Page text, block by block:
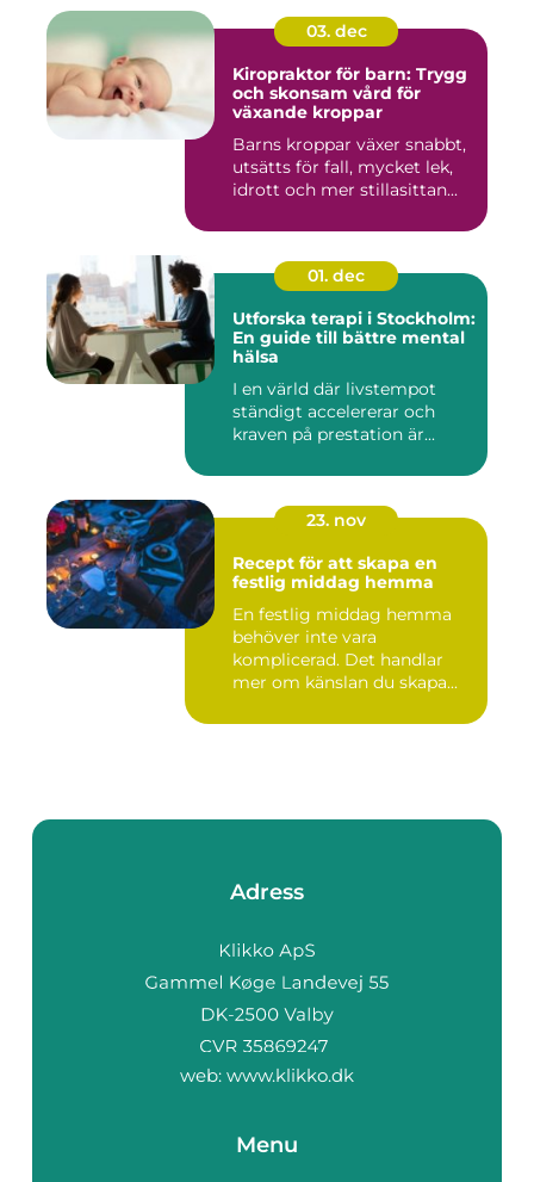
03. dec
Kiropraktor för barn: Trygg
och skonsam vård för
växande kroppar
Barns kroppar växer snabbt,
utsätts för fall, mycket lek,
idrott och mer stillasittan...
01. dec
Utforska terapi i Stockholm:
En guide till bättre mental
hälsa
I en värld där livstempot
ständigt accelererar och
kraven på prestation är...
23. nov
Recept för att skapa en
festlig middag hemma
En festlig middag hemma
behöver inte vara
komplicerad. Det handlar
mer om känslan du skapa...
Adress
web: www.klikko.dk
Menu